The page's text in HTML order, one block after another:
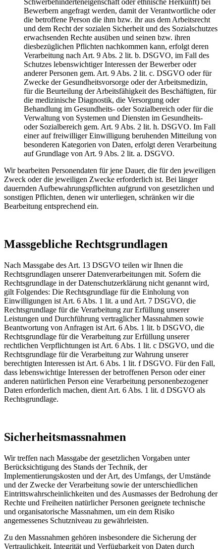
Schwerbehinderteneigenschaft oder ethnische Herkunft) bei
Bewerbern angefragt werden, damit der Verantwortliche oder
die betroffene Person die ihm bzw. ihr aus dem Arbeitsrecht
und dem Recht der sozialen Sicherheit und des Sozialschutzes
erwachsenden Rechte ausüben und seinen bzw. ihren
diesbezüglichen Pflichten nachkommen kann, erfolgt deren
Verarbeitung nach Art. 9 Abs. 2 lit. b. DSGVO, im Fall des
Schutzes lebenswichtiger Interessen der Bewerber oder
anderer Personen gem. Art. 9 Abs. 2 lit. c. DSGVO oder für
Zwecke der Gesundheitsvorsorge oder der Arbeitsmedizin,
für die Beurteilung der Arbeitsfähigkeit des Beschäftigten, für
die medizinische Diagnostik, die Versorgung oder
Behandlung im Gesundheits- oder Sozialbereich oder für die
Verwaltung von Systemen und Diensten im Gesundheits-
oder Sozialbereich gem. Art. 9 Abs. 2 lit. h. DSGVO. Im Fall
einer auf freiwilliger Einwilligung beruhenden Mitteilung von
besonderen Kategorien von Daten, erfolgt deren Verarbeitung
auf Grundlage von Art. 9 Abs. 2 lit. a. DSGVO.
Wir bearbeiten Personendaten für jene Dauer, die für den jeweiligen
Zweck oder die jeweiligen Zwecke erforderlich ist. Bei länger
dauernden Aufbewahrungspflichten aufgrund von gesetzlichen und
sonstigen Pflichten, denen wir unterliegen, schränken wir die
Bearbeitung entsprechend ein.
Massgebliche Rechtsgrundlagen
Nach Massgabe des Art. 13 DSGVO teilen wir Ihnen die
Rechtsgrundlagen unserer Datenverarbeitungen mit. Sofern die
Rechtsgrundlage in der Datenschutzerklärung nicht genannt wird,
gilt Folgendes: Die Rechtsgrundlage für die Einholung von
Einwilligungen ist Art. 6 Abs. 1 lit. a und Art. 7 DSGVO, die
Rechtsgrundlage für die Verarbeitung zur Erfüllung unserer
Leistungen und Durchführung vertraglicher Massnahmen sowie
Beantwortung von Anfragen ist Art. 6 Abs. 1 lit. b DSGVO, die
Rechtsgrundlage für die Verarbeitung zur Erfüllung unserer
rechtlichen Verpflichtungen ist Art. 6 Abs. 1 lit. c DSGVO, und die
Rechtsgrundlage für die Verarbeitung zur Wahrung unserer
berechtigten Interessen ist Art. 6 Abs. 1 lit. f DSGVO. Für den Fall,
dass lebenswichtige Interessen der betroffenen Person oder einer
anderen natürlichen Person eine Verarbeitung personenbezogener
Daten erforderlich machen, dient Art. 6 Abs. 1 lit. d DSGVO als
Rechtsgrundlage.
Sicherheitsmassnahmen
Wir treffen nach Massgabe der gesetzlichen Vorgaben unter
Berücksichtigung des Stands der Technik, der
Implementierungskosten und der Art, des Umfangs, der Umstände
und der Zwecke der Verarbeitung sowie der unterschiedlichen
Eintrittswahrscheinlichkeiten und des Ausmasses der Bedrohung der
Rechte und Freiheiten natürlicher Personen geeignete technische
und organisatorische Massnahmen, um ein dem Risiko
angemessenes Schutzniveau zu gewährleisten.
Zu den Massnahmen gehören insbesondere die Sicherung der
Vertraulichkeit, Integrität und Verfügbarkeit von Daten durch